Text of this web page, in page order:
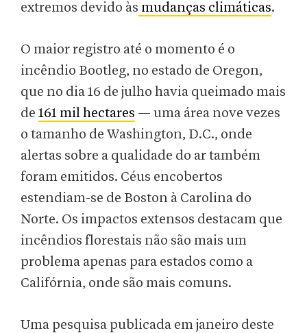
extremos devido às mudanças climáticas.
O maior registro até o momento é o
incêndio Bootleg, no estado de Oregon,
que no dia 16 de julho havia queimado mais
de 161 mil hectares — uma área nove vezes
o tamanho de Washington, D.C., onde
alertas sobre a qualidade do ar também
foram emitidos. Céus encobertos
estendiam-se de Boston à Carolina do
Norte. Os impactos extensos destacam que
incêndios florestais não são mais um
problema apenas para estados como a
Califórnia, onde são mais comuns.
Uma pesquisa publicada em janeiro deste